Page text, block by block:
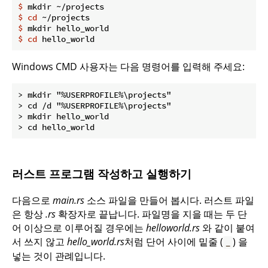
$ mkdir ~/projects
$ cd ~/projects
$ mkdir hello_world
$ cd hello_world
Windows CMD 사용자는 다음 명령어를 입력해 주세요:
> mkdir "%USERPROFILE%\projects"
> cd /d "%USERPROFILE%\projects"
> mkdir hello_world
러스트 프로그램 작성하고 실행하기
다음으로 main.rs 소스 파일을 만들어 봅시다. 러스트 파일
은 항상.rs 확장자로 끝납니다. 파일명을 지을 때는 두 단
어 이상으로 이루어질 경우에는 helloworld.rs와 같이 붙여
서 쓰지 않고 hello_world.rs처럼 단어 사이에 밑줄 (
) 을
넣는 것이 관례입니다.